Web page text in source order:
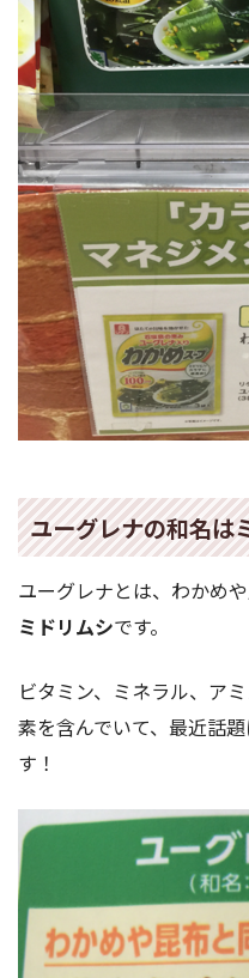
ユーグレナの和名は
ユーグレナとは、わかめ
ミドリムシです。
ビタミン、ミネラル、ア
素を含んでいて、最近話
す！